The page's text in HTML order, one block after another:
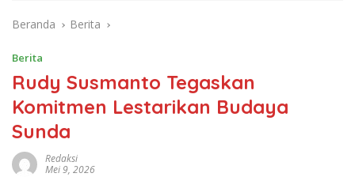
Beranda Berita
Berita
Rudy Susmanto Tegaskan
Komitmen Lestarikan Budaya
Sunda
Redaksi
Mei 9, 2026